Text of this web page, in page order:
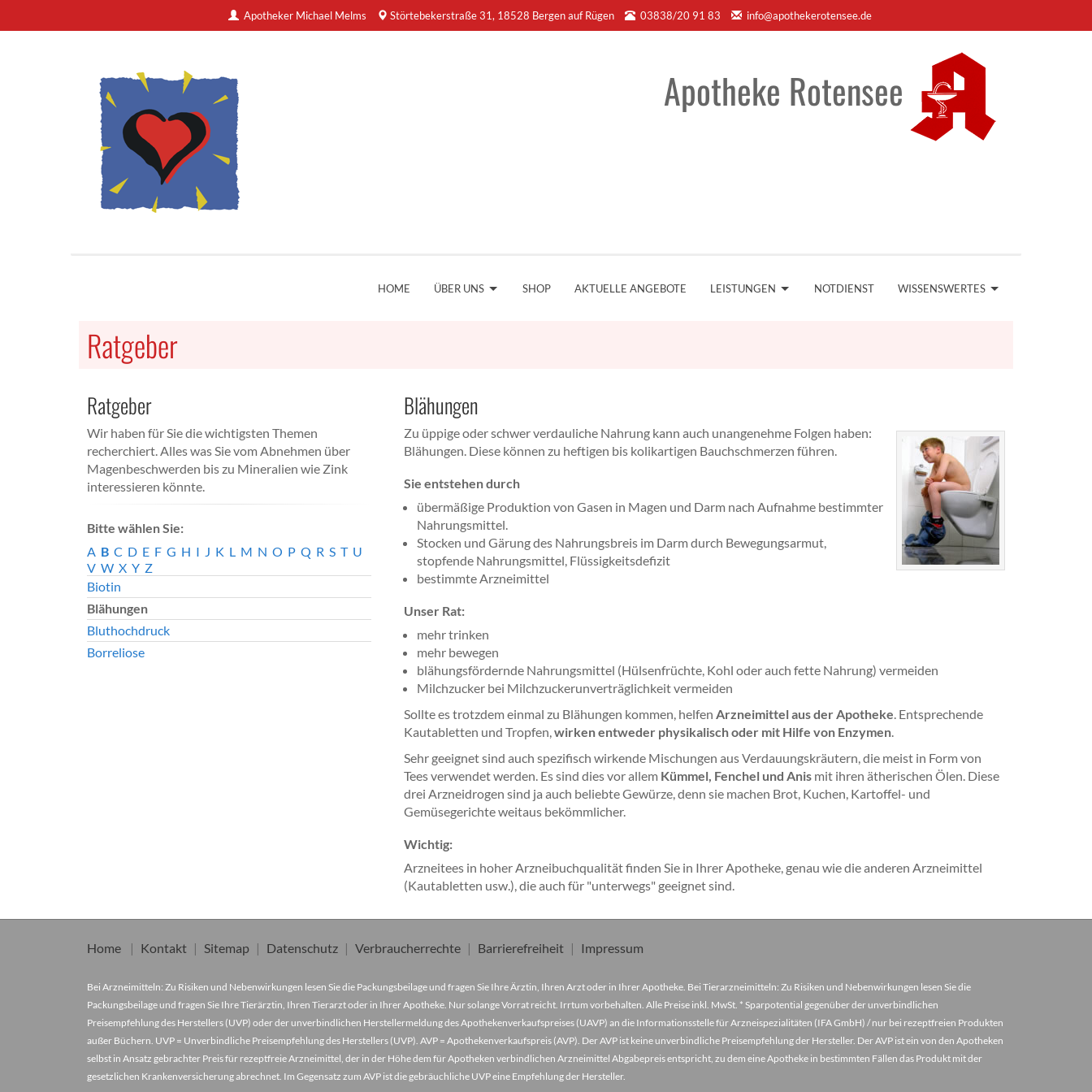
Apotheker Michael Melms Störtebekerstraße 31, 18528 Bergen auf Rügen 03838/20 91 83 info@apothekerotensee.de
Apotheke Rotensee
HOME ÜBER UNS SHOP AKTUELLE ANGEBOTE LEISTUNGEN NOTDIENST WISSENSWERTES
Ratgeber
Ratgeber
Wir haben für Sie die wichtigsten Themen
recherchiert. Alles was Sie vom Abnehmen über
Magenbeschwerden bis zu Mineralien wie Zink
interessieren könnte.
Bitte wählen Sie:
A B C D E F G H I J K L M N O P Q R S T U
V W X Y Z
Biotin
Blähungen
Bluthochdruck
Borreliose
Blähungen
Zu üppige oder schwer verdauliche Nahrung kann auch unangenehme Folgen haben:
Blähungen. Diese können zu heftigen bis kolikartigen Bauchschmerzen führen.
Sie entstehen durch
übermäßige Produktion von Gasen in Magen und Darm nach Aufnahme bestimmter
Nahrungsmittel.
Stocken und Gärung des Nahrungsbreis im Darm durch Bewegungsarmut,
stopfende Nahrungsmittel, Flüssigkeitsdefizit
bestimmte Arzneimittel
Unser Rat:
mehr trinken
mehr bewegen
blähungsfördernde Nahrungsmittel (Hülsenfrüchte, Kohl oder auch fette Nahrung) vermeiden
Milchzucker bei Milchzuckerunverträglichkeit vermeiden
Sollte es trotzdem einmal zu Blähungen kommen, helfen Arzneimittel aus der Apotheke. Entsprechende
Kautabletten und Tropfen,wirken entweder physikalisch oder mit Hilfe von Enzymen.
Sehr geeignet sind auch spezifisch wirkende Mischungen aus Verdauungskräutern, die meist in Form von
Tees verwendet werden. Es sind dies vor allem Kümmel, Fenchel und Anis mit ihren ätherischen Ölen. Diese
drei Arzneidrogen sind ja auch beliebte Gewürze, denn sie machen Brot, Kuchen, Kartoffel- und
Gemüsegerichte weitaus bekömmlicher.
Wichtig:
Arzneitees in hoher Arzneibuchqualität finden Sie in Ihrer Apotheke, genau wie die anderen Arzneimittel
(Kautabletten usw.), die auch für "unterwegs" geeignet sind.
Home Kontakt Sitemap Datenschutz Verbraucherrechte Barrierefreiheit Impressum
Bei Arzneimitteln: Zu Risiken und Nebenwirkungen lesen Sie die Packungsbeilage und fragen Sie Ihre Ärztin, Ihren Arzt oder in Ihrer Apotheke. Bei Tierarzneimitteln: Zu Risiken und Nebenwirkungen lesen Sie die
Packungsbeilage und fragen Sie Ihre Tierärztin, Ihren Tierarzt oder in Ihrer Apotheke. Nur solange Vorrat reicht. Irrtum vorbehalten. Alle Preise inkl. MwSt. * Sparpotential gegenüber der unverbindlichen
Preisempfehlung des Herstellers (UVP) oder der unverbindlichen Herstellermeldung des Apothekenverkaufspreises (UAVP) an die Informationsstelle für Arzneispezialitäten (IFA GmbH) / nur bei rezeptfreien Produkten
außer Büchern. UVP = Unverbindliche Preisempfehlung des Herstellers (UVP). AVP = Apothekenverkaufspreis (AVP). Der AVP ist keine unverbindliche Preisempfehlung der Hersteller. Der AVP ist ein von den Apotheken
selbst in Ansatz gebrachter Preis für rezeptfreie Arzneimittel, der in der Höhe dem für Apotheken verbindlichen Arzneimittel Abgabepreis entspricht, zu dem eine Apotheke in bestimmten Fällen das Produkt mit der
gesetzlichen Krankenversicherung abrechnet. Im Gegensatz zum AVP ist die gebräuchliche UVP eine Empfehlung der Hersteller.